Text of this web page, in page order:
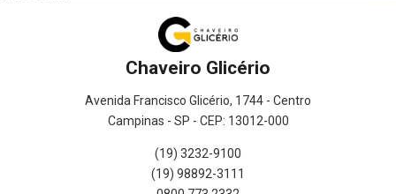
Chaveiro Glicério
Avenida Francisco Glicério, 1744 - Centro
Campinas - SP - CEP: 13012-000
(19) 3232-9100
(19) 98892-3111